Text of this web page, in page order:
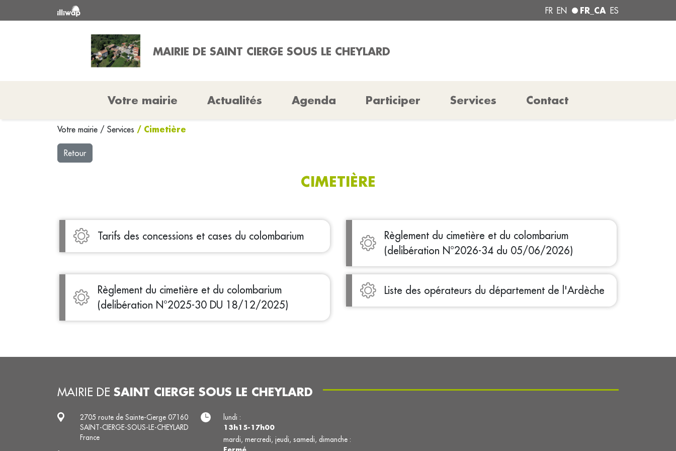
FR EN FR_CA ES
MAIRIE DE SAINT CIERGE SOUS LE CHEYLARD
Votre mairie Actualités Agenda Participer Services Contact
Votre mairie / Services / Cimetière
Retour
CIMETIÈRE
Tarifs des concessions et cases du colombarium
Règlement du cimetière et du colombarium
(delibération N°2026-34 du 05/06/2026)
Règlement du cimetière et du colombarium
(delibération N°2025-30 DU 18/12/2025)
Liste des opérateurs du département de l'Ardèche
MAIRIE DE SAINT CIERGE SOUS LE CHEYLARD
2705 route de Sainte-Cierge 07160
SAINT-CIERGE-SOUS-LE-CHEYLARD
France
lundi :
13h15-17h00
mardi, mercredi, jeudi, samedi, dimanche :